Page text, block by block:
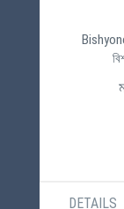
DETAILS